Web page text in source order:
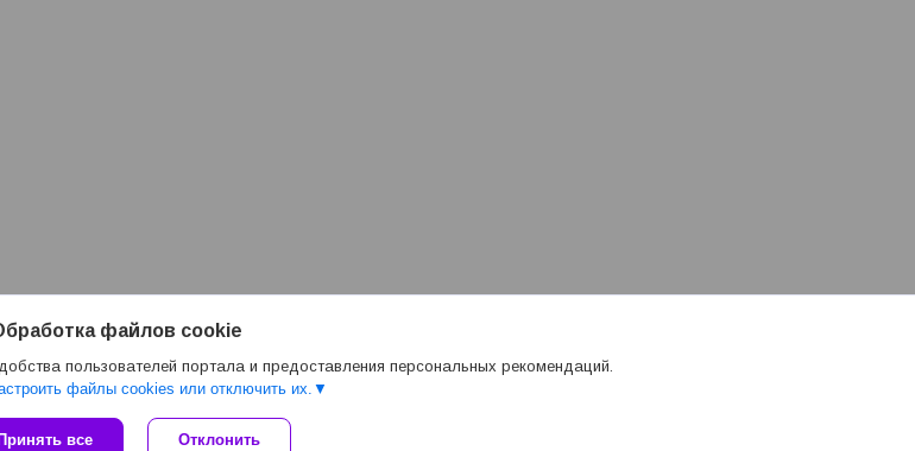
Сайт создан на платформе Deal.by
файлов cookie
пользователей портала и предоставления персональных рекомендаций.
файлы cookies или отключить их.
Принять все Отклонить